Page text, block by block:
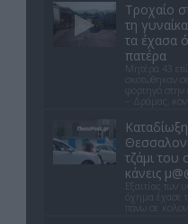
Τροχαίο
τη
τα έχασα
πατέρα
Μητέρα 43
σκοτώθηκαν
φορτηγό
– Δράμας,
τζάμι
κάνεις
Εξαιτίας των
όχημα έχασε
πάνω σε